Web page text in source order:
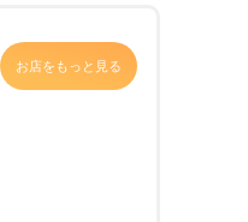
お店をもっと見る